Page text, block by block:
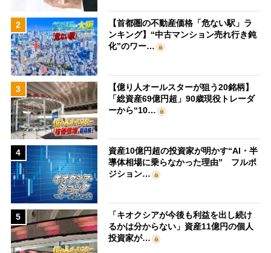
2
【首都圏の不動産価格「危ない駅」ラ
ンキング】“中古マンション売れ行き鈍
化”のワー…
3
【億り人オールスターが狙う20銘柄】
「総資産69億円超」90歳現役トレーダ
ーから“10…
4
資産10億円超の投資家が明かす“AI・半
導体相場に乗らなかった理由” フルポ
ジション…
5
「キオクシアが今後も利益を出し続け
るかは分からない」資産11億円の個人
投資家が…